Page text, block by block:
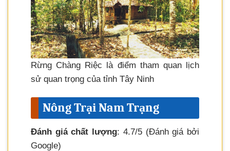
Rừng Chàng Riệc là điểm tham quan lịch
sử quan trọng của tỉnh Tây Ninh
Nông Trại Nam Trạng
Đánh giá chất lượng: 4.7/5 (Đánh giá bởi
Google)